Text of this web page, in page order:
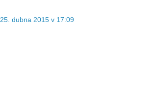
25. dubna 2015 v 17:09